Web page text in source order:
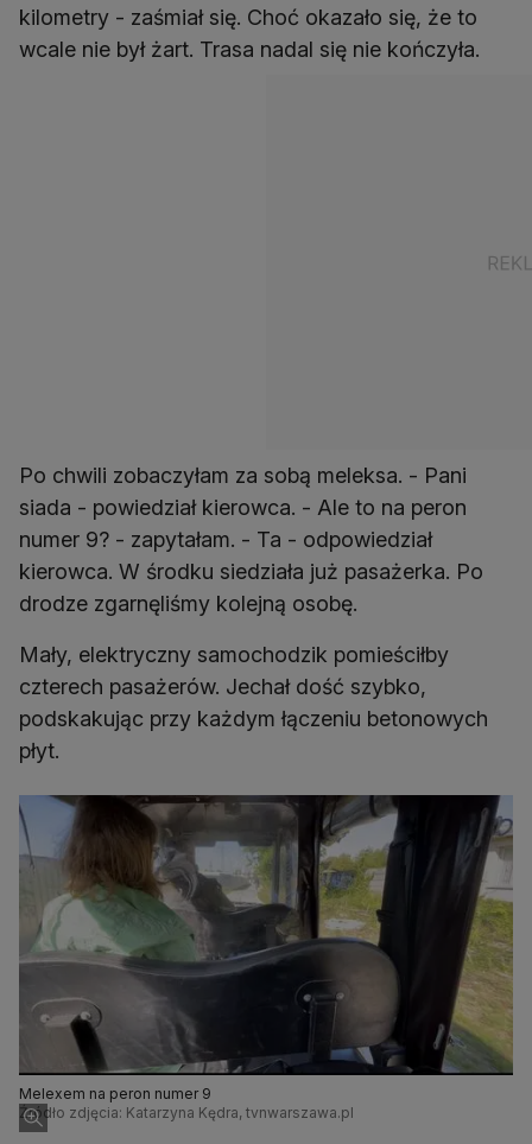
kilometry - zaśmiał się. Choć okazało się, że to
wcale nie był żart. Trasa nadal się nie kończyła.
Po chwili zobaczyłam za sobą meleksa. - Pani
siada - powiedział kierowca. - Ale to na peron
numer 9? - zapytałam. - Ta - odpowiedział
kierowca. W środku siedziała już pasażerka. Po
drodze zgarnęliśmy kolejną osobę.
Mały, elektryczny samochodzik pomieściłby
czterech pasażerów. Jechał dość szybko,
podskakując przy każdym łączeniu betonowych
płyt.
Melexem na peron numer 9
Źródło zdjęcia: Katarzyna Kędra, tvnwarszawa.pl